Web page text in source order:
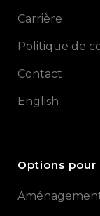
Carrière
Politique de
Contact
English
Options